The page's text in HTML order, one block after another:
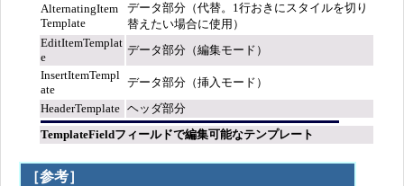
AlternatingItem
Template
データ部分（代替。1行おきにスタイルを切り
替えたい場合に使用）
EditItemTemplat
e
データ部分（編集モード）
InsertItemTempl
ate
データ部分（挿入モード）
HeaderTemplate ヘッダ部分
TemplateFieldフィールドで編集可能なテンプレート
［参考］